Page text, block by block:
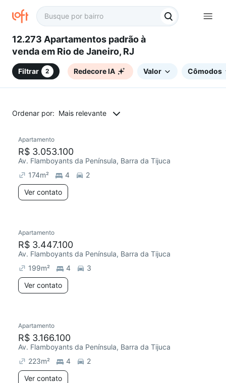
12.273 Apartamentos padrão à
venda em Rio de Janeiro, RJ
Filtrar 2 Redecore IA Valor Cômodos
Ordenar por: Mais relevante
Apartamento
R$ 3.053.100
Av. Flamboyants da Península, Barra da Tijuca
174m² 4
2
Ver contato
Apartamento
R$ 3.447.100
Av. Flamboyants da Península, Barra da Tijuca
199m² 4
3
Ver contato
Apartamento
R$ 3.166.100
Av. Flamboyants da Península, Barra da Tijuca
223m² 4
2
Ver contato